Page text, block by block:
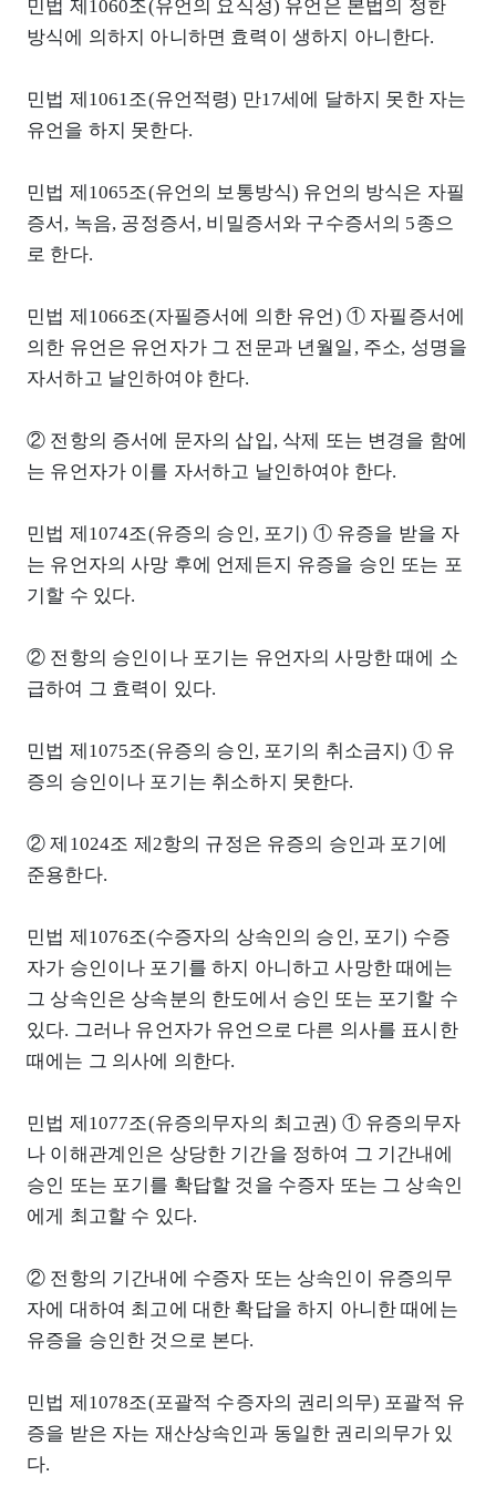
민법 제1060조(유언의 요식성) 유언은 본법의 정한
방식에 의하지 아니하면 효력이 생하지 아니한다.
민법 제1061조(유언적령) 만17세에 달하지 못한 자는
유언을 하지 못한다.
민법 제1065조(유언의 보통방식) 유언의 방식은 자필
증서, 녹음, 공정증서, 비밀증서와 구수증서의 5종으
로 한다.
민법 제1066조(자필증서에 의한 유언) ① 자필증서에
의한 유언은 유언자가 그 전문과 년월일, 주소, 성명을
자서하고 날인하여야 한다.
② 전항의 증서에 문자의 삽입, 삭제 또는 변경을 함에
는 유언자가 이를 자서하고 날인하여야 한다.
민법 제1074조(유증의 승인, 포기) ① 유증을 받을 자
는 유언자의 사망 후에 언제든지 유증을 승인 또는 포
기할 수 있다.
② 전항의 승인이나 포기는 유언자의 사망한 때에 소
급하여 그 효력이 있다.
민법 제1075조(유증의 승인, 포기의 취소금지) ① 유
증의 승인이나 포기는 취소하지 못한다.
② 제1024조 제2항의 규정은 유증의 승인과 포기에
준용한다.
민법 제1076조(수증자의 상속인의 승인, 포기) 수증
자가 승인이나 포기를 하지 아니하고 사망한 때에는
그 상속인은 상속분의 한도에서 승인 또는 포기할 수
있다. 그러나 유언자가 유언으로 다른 의사를 표시한
때에는 그 의사에 의한다.
민법 제1077조(유증의무자의 최고권) ① 유증의무자
나 이해관계인은 상당한 기간을 정하여 그 기간내에
승인 또는 포기를 확답할 것을 수증자 또는 그 상속인
에게 최고할 수 있다.
② 전항의 기간내에 수증자 또는 상속인이 유증의무
자에 대하여 최고에 대한 확답을 하지 아니한 때에는
유증을 승인한 것으로 본다.
민법 제1078조(포괄적 수증자의 권리의무) 포괄적 유
증을 받은 자는 재산상속인과 동일한 권리의무가 있
다.